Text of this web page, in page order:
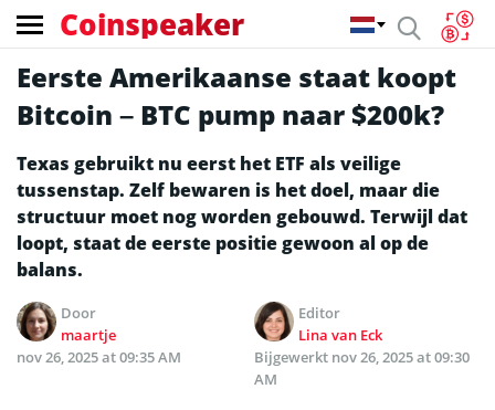
Coinspeaker
Eerste Amerikaanse staat koopt
Bitcoin – BTC pump naar $200k?
Texas gebruikt nu eerst het ETF als veilige
tussenstap. Zelf bewaren is het doel, maar die
structuur moet nog worden gebouwd. Terwijl dat
loopt, staat de eerste positie gewoon al op de
balans.
Door
maartje
Editor
Lina van Eck
nov 26, 2025 at 09:35 AM
Bijgewerkt nov 26, 2025 at 09:30
AM